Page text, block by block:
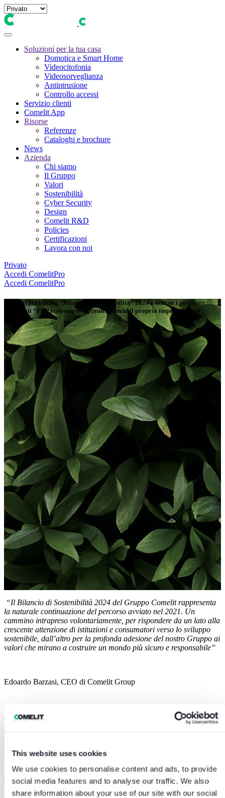
This website uses cookies
We use cookies to personalise content and ads, to provide
social media features and to analyse our traffic. We also
share information about your use of our site with our social
Soluzioni per la tua casa
Domotica e Smart Home
Videocitofonia
Videosorveglianza
Antintrusione
Controllo accessi
Servizio clienti
Comelit App
Risorse
Referenze
Cataloghi e brochure
News
Azienda
Chi siamo
Il Gruppo
Valori
Sostenibilità
Cyber Security
Design
Comelit R&D
Policies
Certificazioni
Lavora con noi
Privato
Accedi ComelitPro
Accedi ComelitPro
Comelitpubblica il “Bilancio di sostenibilità”2024e ottiene i primi tre
certificati “PEP ecopassport”
confermando il proprio impegno verso
l’ambiente.
“Il Bilancio di Sostenibilità 2024 del Gruppo Comelit rappresenta
la naturale continuazione del percorso avviato nel 2021. Un
cammino intrapreso volontariamente, per rispondere da un lato alla
crescente attenzione di istituzioni e consumatori verso lo sviluppo
sostenibile, dall’altro per la profonda adesione del nostro Gruppo ai
valori che mirano a costruire un mondo più sicuro e responsabile”
Edoardo Barzasi, CEO di Comelit Group
CosìEdoardo Barzasi, CEO di Comelit Group,
commenta la
pubblicazione del nuovo
secondo gli standard internazionali del Global Reporting Initiative
(GRI) e quelli europei dell’European Financial Reporting Advisory
Group (EFRAG).
Un documento ampio e dettagliato, che analizza le performance
ambientali, sociali e di governance di tutte le società del Gruppo.